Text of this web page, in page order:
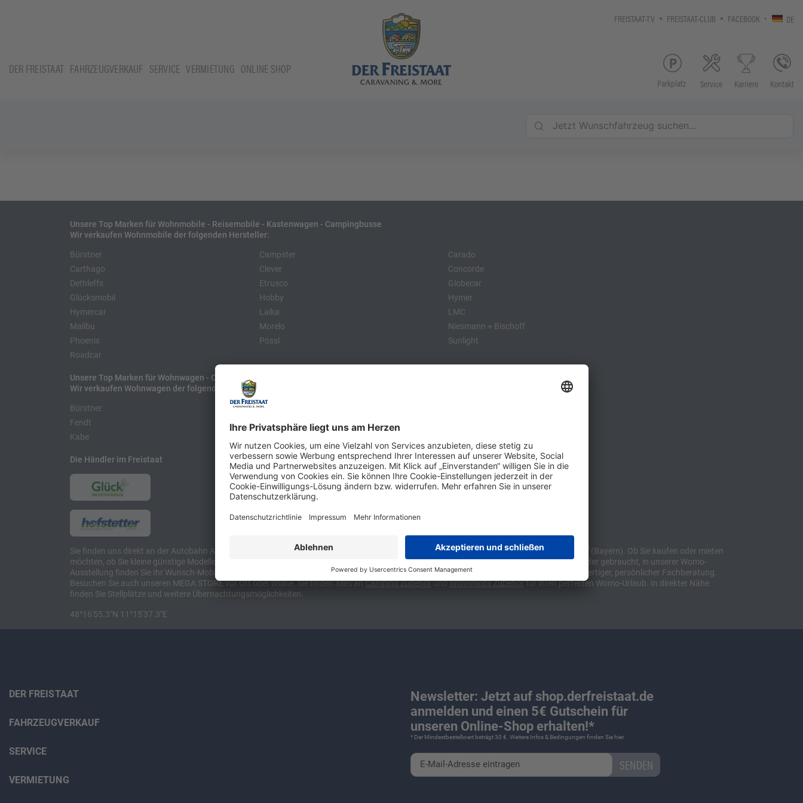
FREISTAAT-TV FREISTAAT-CLUB FACEBOOK DE
DER FREISTAAT FAHRZEUGVERKAUF SERVICE VERMIETUNG ONLINE SHOP
Parkplatz Service Karriere Kontakt
Unsere Top Marken für Wohnmobile - Reisemobile - Kastenwagen - Campingbusse
Wir verkaufen Wohnmobile der folgenden Hersteller:
Bürstner
Carthago
Dethleffs
Glücksmobil
Hymercar
Malibu
Phoenix
Roadcar
Campster
Clever
Etrusco
Hobby
Laika
Morelo
Pössl
Carado
Concorde
Globecar
Hymer
LMC
Niesmann + Bischoff
Sunlight
Unsere Top Marken für Wohnwagen - Caravans
Wir verkaufen Wohnwagen der folgenden Hersteller:
Bürstner
Fendt
Kabe
Hobby
LMC
Die Händler im Freistaat
Sie finden uns direkt an der Autobahn A8 zwischen München und Stuttgart, 10 Minuten vor der Stadtgrenze Münchens, Ausfahrt "Sulzemoos" (Bayern). Ob Sie kaufen oder mieten
möchten, ob Sie kleine günstige Modelle suchen, etwa kompakte Camper Vans, oder den puren Luxus. Ob Caravan oder Wohnmobil, ob neu oder gebraucht, in unserer Womo-
Ausstellung finden Sie Ihr Wunsch-Mobil und alles für Camping und Caravaning! Wohnmobilverkauf und Wohnwagenverkauf inklusive hochwertiger, persönlicher Fachberatung.
Besuchen Sie auch unseren MEGA STORE vor Ort oder online. Sie finden alles anCampingZubehörundWohnmobil Zubehörfür ihren perfekten Womo-Urlaub. In direkter Nähe
finden Sie Stellplätze und weitere Übernachtungsmöglichkeiten.
48°16'55.3"N 11°15'37.3"E
DER FREISTAAT
FAHRZEUGVERKAUF
SERVICE
VERMIETUNG
Newsletter: Jetzt auf shop.derfreistaat.de
anmelden und einen 5€ Gutschein für
unseren Online-Shop erhalten!*
* Der Mindestbestellwert beträgt 30 €. Weitere Infos & Bedingungen finden Sie hier.